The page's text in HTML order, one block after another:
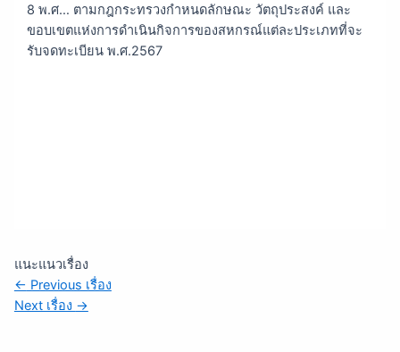
8 พ.ศ… ตามกฎกระทรวงกำหนดลักษณะ วัตถุประสงค์ และ
ขอบเขตแห่งการดำเนินกิจการของสหกรณ์แต่ละประเภทที่จะ
รับจดทะเบียน พ.ศ.2567
แนะแนวเรื่อง
← Previous เรื่อง
Next เรื่อง →